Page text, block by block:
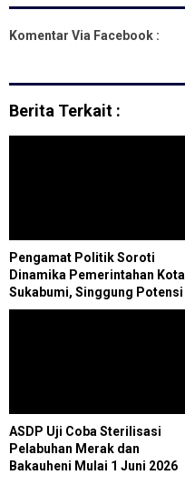
Komentar Via Facebook :
Berita Terkait :
Pengamat Politik Soroti
Dinamika Pemerintahan Kota
Sukabumi, Singgung Potensi
Polemik Politik
ASDP Uji Coba Sterilisasi
Pelabuhan Merak dan
Bakauheni Mulai 1 Juni 2026